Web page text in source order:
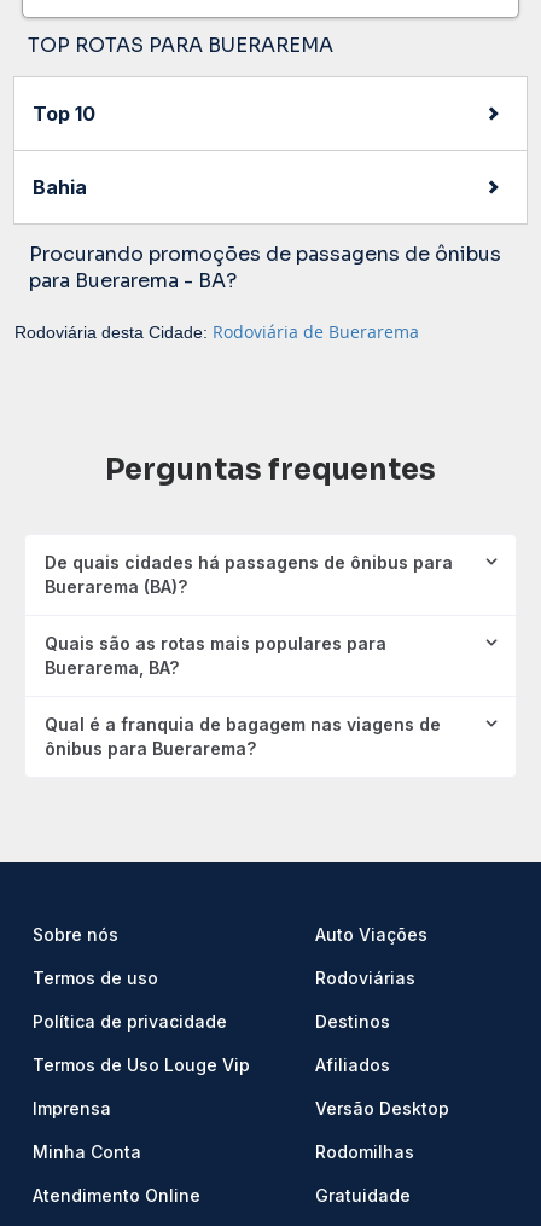
TOP ROTAS PARA BUERAREMA
Top 10
Bahia
Procurando promoções de passagens de ônibus
para Buerarema - BA?
Rodoviária desta Cidade: Rodoviária de Buerarema
Perguntas frequentes
De quais cidades há passagens de ônibus para
Buerarema (BA)?
Quais são as rotas mais populares para
Buerarema, BA?
Qual é a franquia de bagagem nas viagens de
ônibus para Buerarema?
Sobre nós
Termos de uso
Política de privacidade
Termos de Uso Louge Vip
Imprensa
Minha Conta
Atendimento Online
Auto Viações
Rodoviárias
Destinos
Afiliados
Versão Desktop
Rodomilhas
Gratuidade